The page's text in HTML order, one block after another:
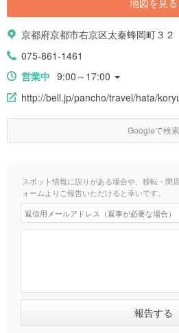
京都府京都市右京区太秦蜂岡町３２
075-861-1461
営業中 9:00～17:00
http://bell.jp/pancho/travel/hata/
Googleで検索
スポット情報に誤りがある場合や、移転・閉
ォームよりご報告いただけると幸いです。